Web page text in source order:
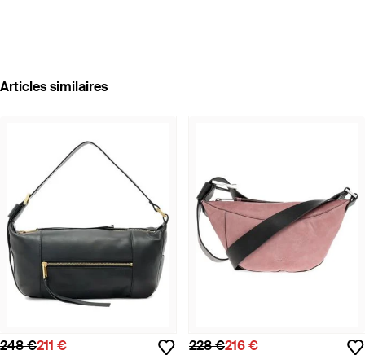
Articles similaires
248 €211 € 228 €216 €